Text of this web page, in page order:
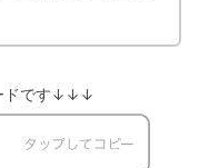
ドです↓↓↓